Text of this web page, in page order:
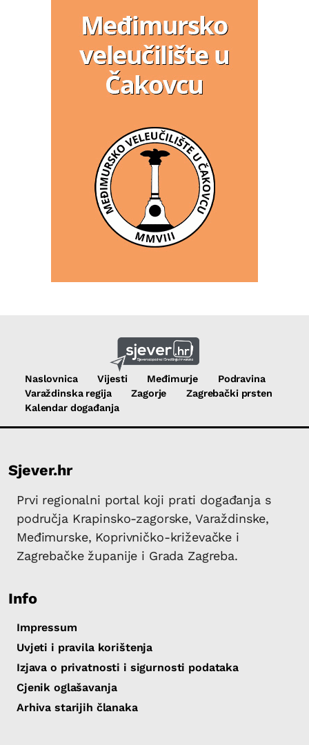
Naslovnica Vijesti Međimurje
Podravina
Varaždinska regija
Zagorje
Zagrebački prsten
Kalendar događanja
Sjever.hr
Prvi regionalni portal koji prati događanja s
područja Krapinsko-zagorske, Varaždinske,
Međimurske, Koprivničko-križevačke i
Zagrebačke županije i Grada Zagreba.
Info
Impressum
Uvjeti i pravila korištenja
Izjava o privatnosti i sigurnosti podataka
Cjenik oglašavanja
Arhiva starijih članaka